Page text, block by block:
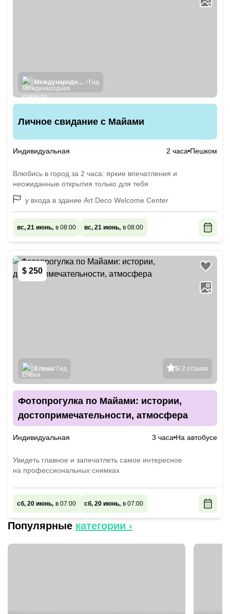
Международная команда гидов / Гид
Личное свидание с Майами
Индивидуальная 2 часа Пешком
Влюбись в город за 2 часа: яркие впечатления и
неожиданные открытия только для тебя
у входа в здание Art Deco Welcome Center
вс, 21 июнь, в 08:00 вс, 21 июнь, в 08:00
$ 250
5/ 2 отзыва
Елена/ Гид
Фотопрогулка по Майами: истории,
достопримечательности, атмосфера
Индивидуальная 3 часа На автобусе
Увидеть главное и запечатлеть самое интересное
на профессиональных снимках
сб, 20 июнь, в 07:00 сб, 20 июнь, в 07:00
Популярные категории ›